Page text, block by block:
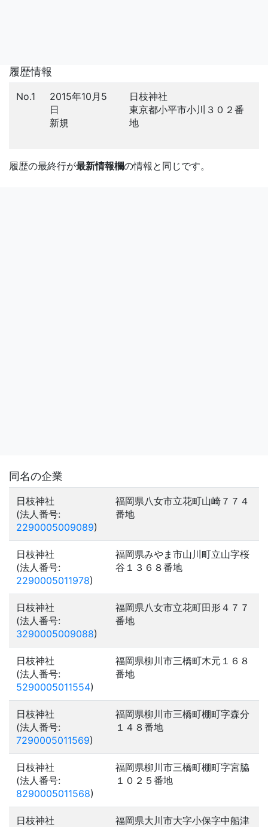
履歴情報
No.1
2015年10月5
日
新規
日枝神社
東京都小平市小川３０２番
地
履歴の最終行が最新情報欄の情報と同じです。
同名の企業
日枝神社
(法人番号:
2290005009089)
福岡県八女市立花町山崎７７４
番地
日枝神社
(法人番号:
2290005011978)
福岡県みやま市山川町立山字桜
谷１３６８番地
日枝神社
(法人番号:
3290005009088)
福岡県八女市立花町田形４７７
番地
日枝神社
(法人番号:
5290005011554)
福岡県柳川市三橋町木元１６８
番地
日枝神社
(法人番号:
7290005011569)
福岡県柳川市三橋町棚町字森分
１４８番地
日枝神社
(法人番号:
8290005011568)
福岡県柳川市三橋町棚町字宮脇
１０２５番地
日枝神社
福岡県大川市大字小保字中船津